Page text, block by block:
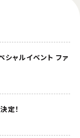
ャルイベント ファ
定！